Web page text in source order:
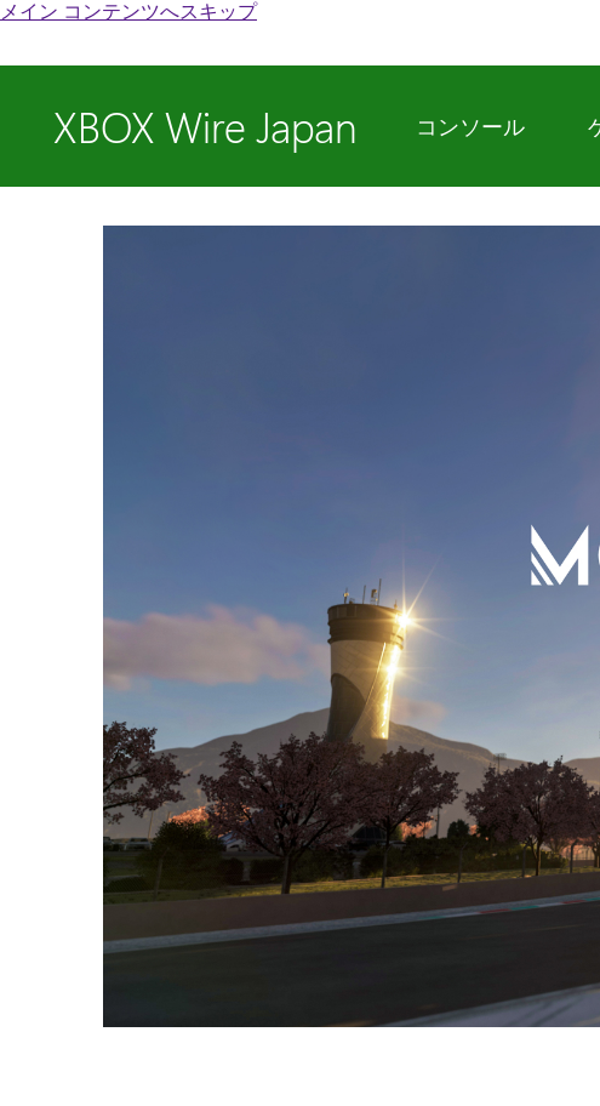
メイン コンテンツへスキップ
XBOX Wire Japan コンソール